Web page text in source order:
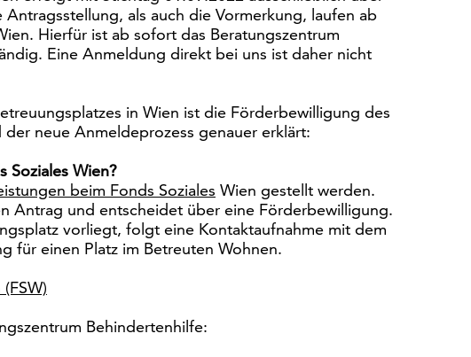
als auch die Vormerkung, laufen ab
Hierfür ist ab sofort das Beratungszentrum
Eine Anmeldung direkt bei uns ist daher nicht
in Wien ist die Förderbewilligung des
neue Anmeldeprozess genauer erklärt:
Soziales Wien?
beim Fonds Soziales Wien gestellt werden.
Antrag und entscheidet über eine Förderbewilligung.
vorliegt, folgt eine Kontaktaufnahme mit dem
für einen Platz im Betreuten Wohnen.
Behindertenhilfe: